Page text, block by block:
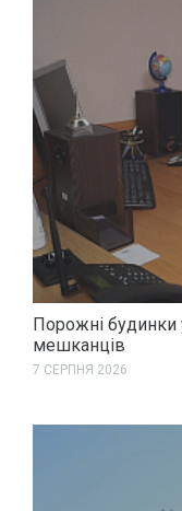
Порожні
мешканців
7 СЕРПНЯ 2026